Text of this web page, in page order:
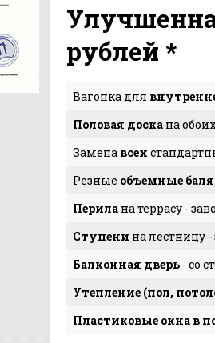
рублей *
Вагонка для
Половая доска на
Замена всех
Резные объемные
Перила на террасу -
Ступени на лестницу
Балконная дверь - со
Утепление (пол,
Пластиковые окна в